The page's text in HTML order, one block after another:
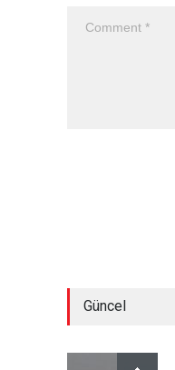
Güncel